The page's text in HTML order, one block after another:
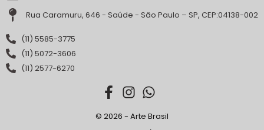
Rua Caramuru, 646 - Saúde - São Paulo – SP, CEP:04138-002
(11) 5585-3775
(11) 5072-3606
(11) 2577-6270
© 2026 - Arte Brasil